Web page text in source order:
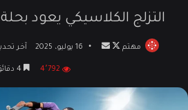
التزلج الكلاسيكي يعود
مهتم
تابع أرسل16 يوليو، 2025 آخر تحديث: 16
4٬792